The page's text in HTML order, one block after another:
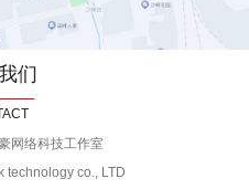
们
网络科技工作室
technology co., LTD